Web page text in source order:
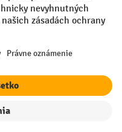
possible delivery charges,
nevzťahuje na špeciálne